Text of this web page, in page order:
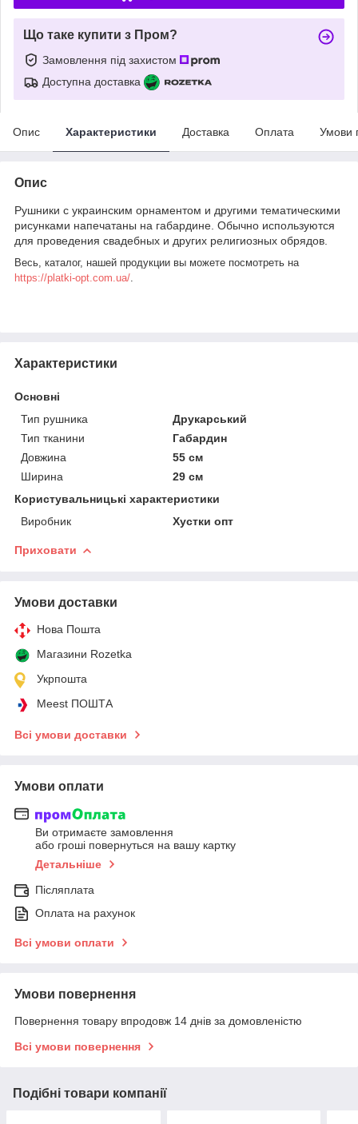
Що таке купити з Пром?
Замовлення під захистом
Доступна доставка
Опис Характеристики Доставка Оплата Умови
Опис
Рушники с украинским орнаментом и другими тематическими
рисунками напечатаны на габардине. Обычно используются
для проведения свадебных и других религиозных обрядов.
Весь, каталог, нашей продукции вы можете посмотреть на
https://platki-opt.com.ua/
Характеристики
Основні
Тип рушника
Друкарський
Тип тканини
Габардин
Довжина
55 см
Ширина
29 см
Користувальницькі характеристики
Виробник
Хустки опт
Приховати
Умови доставки
Нова Пошта
Магазини Rozetka
Укрпошта
Meest ПОШТА
Всі умови доставки
Умови оплати
Ви отримаєте замовлення
або гроші повернуться на вашу картку
Детальніше
Післяплата
Оплата на рахунок
Всі умови оплати
Умови повернення
Повернення товару впродовж 14 днів за домовленістю
Всі умови повернення
Подібні товари компанії